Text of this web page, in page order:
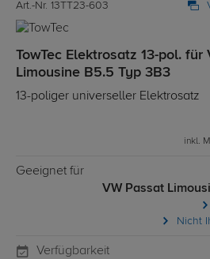
Art.-Nr. 13TT23-603
TowTec Elektrosatz 13-pol. für
Limousine B5.5 Typ 3B3
13-poliger universeller Elektrosatz
inkl.
Geeignet für
VW Passat
Nicht
Verfügbarkeit